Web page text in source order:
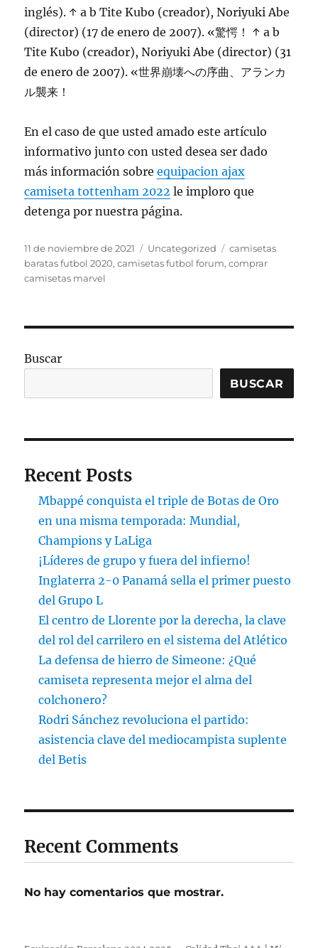
inglés). ↑ a b Tite Kubo (creador), Noriyuki Abe
(director) (17 de enero de 2007). «驚愕！ ↑ a b
Tite Kubo (creador), Noriyuki Abe (director) (31
de enero de 2007). «世界崩壊への序曲、アランカ
ル襲来！
En el caso de que usted amado este artículo
informativo junto con usted desea ser dado
más información sobreequipacion ajax
camiseta tottenham 2022 le imploro que
detenga por nuestra página.
Publicado
el
11 de noviembre de 2021 Categorías
Uncategorized Etiquetas
camisetas
baratas futbol 2020,camisetas futbol forum,comprar
camisetas marvel
Buscar
BUSCAR
Recent Posts
Mbappé conquista el triple de Botas de Oro
en una misma temporada: Mundial,
Champions y LaLiga
¡Líderes de grupo y fuera del infierno!
Inglaterra 2-0 Panamá sella el primer puesto
del Grupo L
El centro de Llorente por la derecha, la clave
del rol del carrilero en el sistema del Atlético
La defensa de hierro de Simeone: ¿Qué
camiseta representa mejor el alma del
colchonero?
Rodri Sánchez revoluciona el partido:
asistencia clave del mediocampista suplente
del Betis
Recent Comments
No hay comentarios que mostrar.